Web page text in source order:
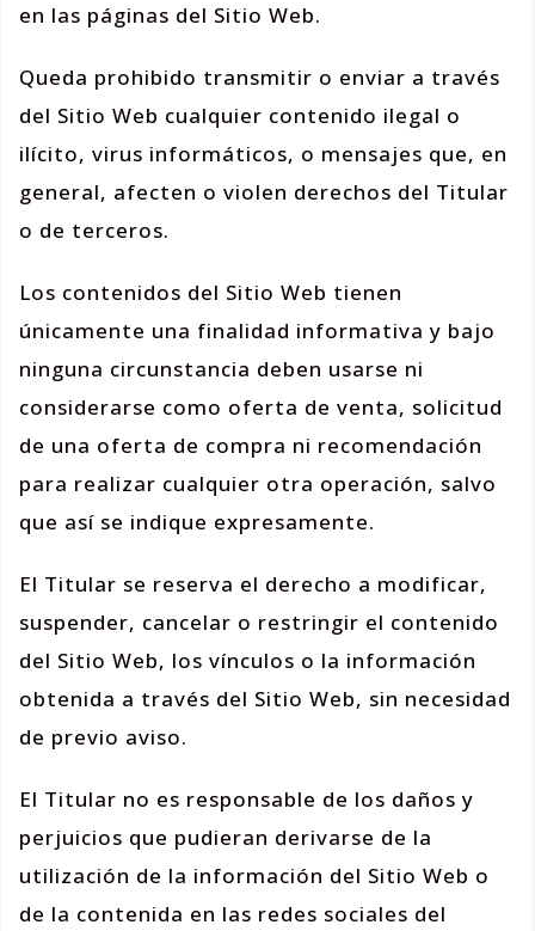
en las páginas del Sitio Web.
Queda prohibido transmitir o enviar a través
del Sitio Web cualquier contenido ilegal o
ilícito, virus informáticos, o mensajes que, en
general, afecten o violen derechos del Titular
o de terceros.
Los contenidos del Sitio Web tienen
únicamente una finalidad informativa y bajo
ninguna circunstancia deben usarse ni
considerarse como oferta de venta, solicitud
de una oferta de compra ni recomendación
para realizar cualquier otra operación, salvo
que así se indique expresamente.
El Titular se reserva el derecho a modificar,
suspender, cancelar o restringir el contenido
del Sitio Web, los vínculos o la información
obtenida a través del Sitio Web, sin necesidad
de previo aviso.
El Titular no es responsable de los daños y
perjuicios que pudieran derivarse de la
utilización de la información del Sitio Web o
de la contenida en las redes sociales del